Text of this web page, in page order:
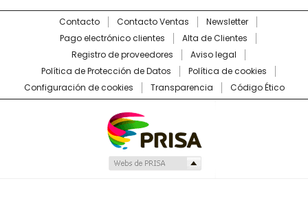
Contacto Contacto Ventas
Newsletter
Pago electrónico clientes
Alta de Clientes
Registro de proveedores
Aviso legal
Política de Protección de Datos
Política de cookies
Configuración de cookies
Transparencia Código Ético